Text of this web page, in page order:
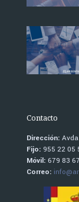
Contacto
Dirección:
Fijo: 955 22 05
Móvil: 679 83
Correo: